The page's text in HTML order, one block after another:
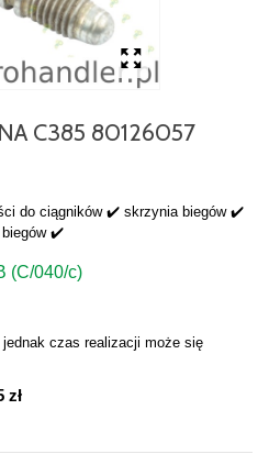
C385 80126057
do ciągników ✔️ skrzynia biegów ✔️
✔️
(C/040/c)
czas realizacji może się
zł